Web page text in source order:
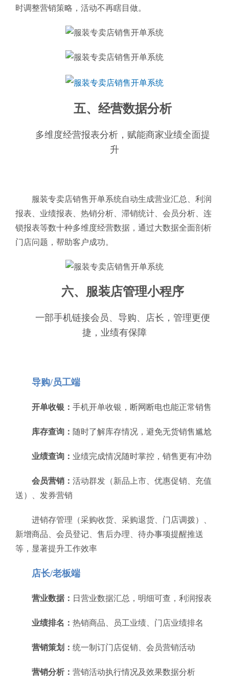
时调整营销策略，活动不再瞎目做。
五、经营数据分析
多维度经营报表分析，赋能商家业绩全面提
升
服装专卖店销售开单系统自动生成营业汇总、利润
报表、业绩报表、热销分析、滞销统计、会员分析、连
锁报表等数十种多维度经营数据，通过大数据全面剖析
门店问题，帮助客户成功。
六、服装店管理小程序
一部手机链接会员、导购、店长，管理更便
捷，业绩有保障
导购/员工端
开单收银： 手机开单收银，断网断电也能正常销售
库存查询： 随时了解库存情况，避免无货销售尴尬
业绩查询： 业绩完成情况随时掌控，销售更有冲劲
会员营销： 活动群发（新品上市、优惠促销、充值
送）、发券营销
进销存管理（采购收货、采购退货、门店调拨）、
新增商品、会员登记、售后办理、待办事项提醒推送
等，显著提升工作效率
店长/老板端
营业数据： 日营业数据汇总，明细可查，利润报表
业绩排名： 热销商品、员工业绩、门店业绩排名
营销策划： 统一制订门店促销、会员营销活动
营销分析： 营销活动执行情况及效果数据分析